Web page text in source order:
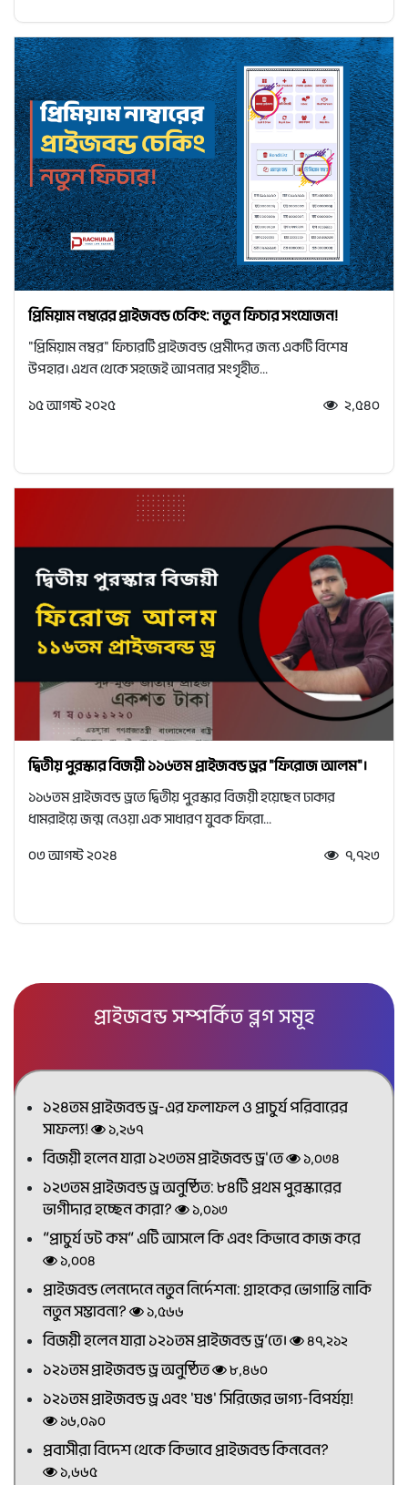
প্রিমিয়াম নম্বরের প্রাইজবন্ড চেকিং: নতুন ফিচার সংযোজন!
"প্রিমিয়াম নম্বর" ফিচারটি প্রাইজবন্ড প্রেমীদের জন্য একটি বিশেষ
উপহার। এখন থেকে সহজেই আপনার সংগৃহীত...
১৫ আগষ্ট ২০২৫
২,৫৪০
দ্বিতীয় পুরস্কার বিজয়ী ১১৬তম প্রাইজবন্ড ড্রর "ফিরোজ আলম"।
১১৬তম প্রাইজবন্ড ড্রতে দ্বিতীয় পুরস্কার বিজয়ী হয়েছেন ঢাকার
ধামরাইয়ে জন্ম নেওয়া এক সাধারণ যুবক ফিরো...
০৩ আগষ্ট ২০২৪
৭,৭২৩
প্রাইজবন্ড সম্পর্কিত ব্লগ সমূহ
১২৪তম প্রাইজবন্ড ড্র-এর ফলাফল ও প্রাচুর্য পরিবারের
সাফল্য!
১,২৬৭
বিজয়ী হলেন যারা ১২৩তম প্রাইজবন্ড ড্র'তে ১,০৩৪
১২৩তম প্রাইজবন্ড ড্র অনুষ্ঠিত: ৮৪টি প্রথম পুরস্কারের
ভাগীদার হচ্ছেন কারা?
১,০১৩
“প্রাচুর্য ডট কম” এটি আসলে কি এবং কিভাবে কাজ করে
১,০০৪
প্রাইজবন্ড লেনদেনে নতুন নির্দেশনা: গ্রাহকের ভোগান্তি নাকি
নতুন সম্ভাবনা?
১,৫৬৬
বিজয়ী হলেন যারা ১২১তম প্রাইজবন্ড ড্র’তে। ৪৭,২১২
১২১তম প্রাইজবন্ড ড্র অনুষ্ঠিত ৮,৪৬০
১২১তম প্রাইজবন্ড ড্র এবং 'ঘঙ' সিরিজের ভাগ্য-বিপর্যয়!
১৬,০৯০
প্রবাসীরা বিদেশ থেকে কিভাবে প্রাইজবন্ড কিনবেন?
১,৬৬৫